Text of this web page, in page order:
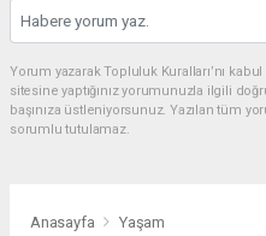
Yorum yazarak Topluluk Kuralları’nı
sitesine yaptığınız yorumunuzla ilgili
başınıza üstleniyorsunuz. Yazılan tüm
sorumlu tutulamaz.
Anasayfa Yaşam